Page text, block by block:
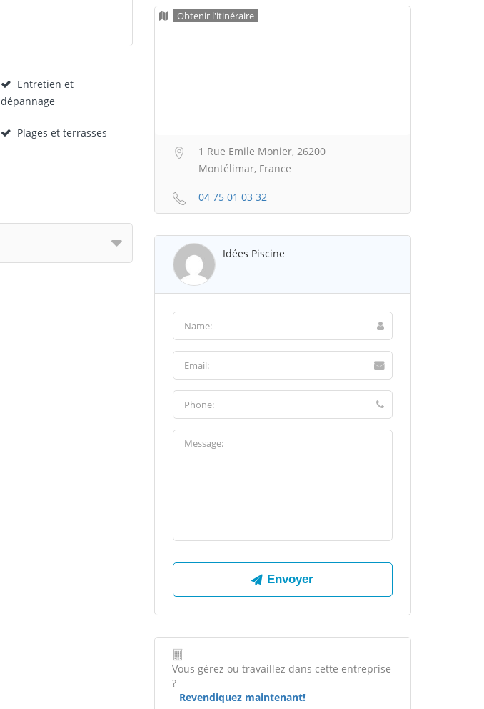
Entretien et
dépannage
Plages et terrasses
Obtenir l'itinéraire
1 Rue Emile Monier, 26200
Montélimar, France
04 75 01 03 32
Idées Piscine
Vous gérez ou travaillez dans cette entreprise
?
Revendiquez maintenant!